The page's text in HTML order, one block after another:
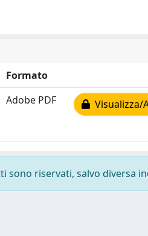
Formato
Adobe PDF Visualizza/
riservati, salvo diversa